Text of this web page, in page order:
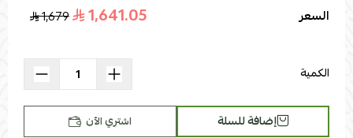
اسحب و افلت الملف هنا
السعر 1,641.05
1,679
الكمية
إضافة للسلة اشتري الآن